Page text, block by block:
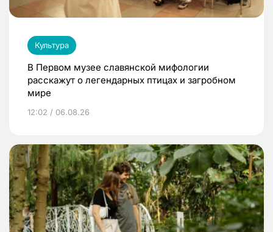
Культура
В Первом музее славянской мифологии
расскажут о легендарных птицах и загробном
мире
12:02 / 06.08.26